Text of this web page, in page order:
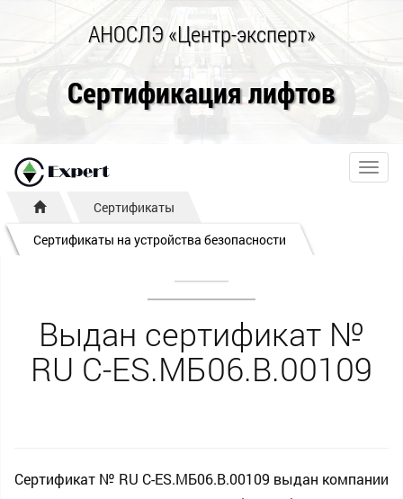
АНОСЛЭ «Центр-эксперт»
Сертификация лифтов
Сертификаты
Сертификаты на устройства безопасности
Выдан сертификат №
RU С-ES.МБ06.B.00109
Сертификат № RU С-ES.МБ06.B.00109 выдан компании